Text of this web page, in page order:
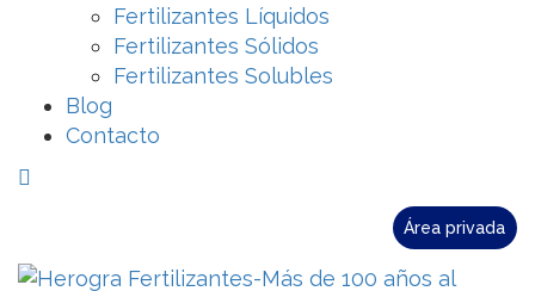
Fertilizantes Líquidos
Fertilizantes Sólidos
Fertilizantes Solubles
Blog
Contacto
Área privada